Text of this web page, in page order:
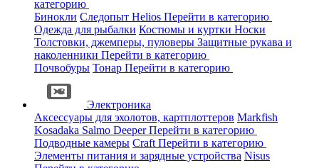
категорию
Бинокли Следопыт Helios Перейти в категорию
Одежда для рыбалки Костюмы и куртки Носки
Толстовки, джемперы, пуловеры Защитные рукава и
наколенники Перейти в категорию
Почвобуры Тонар Перейти в категорию
Электроника
Аксессуары для эхолотов, картплоттеров Markfish
Kosadaka Salmo DeeperПерейти в категорию
Подводные камеры Craft Перейти в категорию
Элементы питания и зарядные устройства Nisus